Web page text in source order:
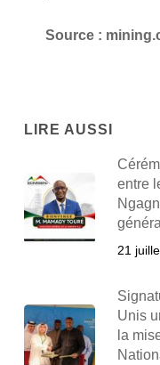
Source :
LIRE AUSSI
entre
21
Unis
la